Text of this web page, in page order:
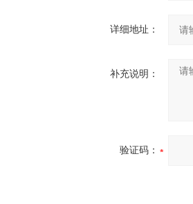
详细地址：
补充说明：
验证码：